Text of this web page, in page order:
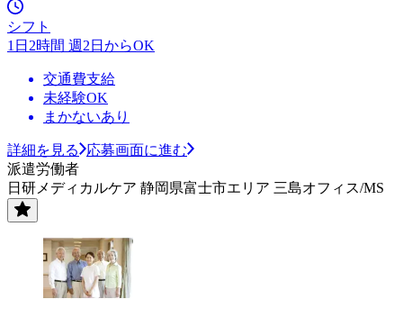
シフト
1日2時間 週2日からOK
交通費支給
未経験OK
まかないあり
詳細を見る
応募画面に進む
派遣労働者
日研メディカルケア 静岡県富士市エリア 三島オフィス/MS